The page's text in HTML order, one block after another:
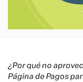
¿Por qué no
Página de Pagos